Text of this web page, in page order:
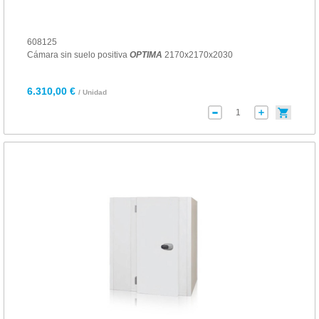
608125
Cámara sin suelo positiva OPTIMA 2170x2170x2030
6.310,00 € / Unidad